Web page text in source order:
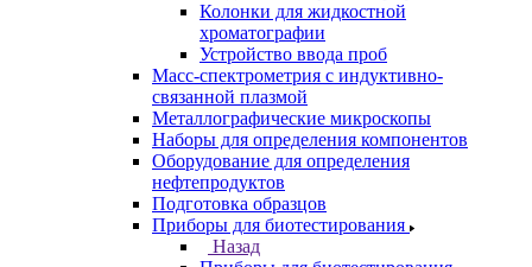
Газовая хроматография
Газовые хромато масс-спектрометры
Газовые хроматографы
Ионные хроматографы
Колонки для газовой хроматографии
Генераторы чистых газов
Жидкостная хроматография
Назад
Жидкостная хроматография
Жидкостные хромато масс-
спектрометры
Жидкостные хроматографы